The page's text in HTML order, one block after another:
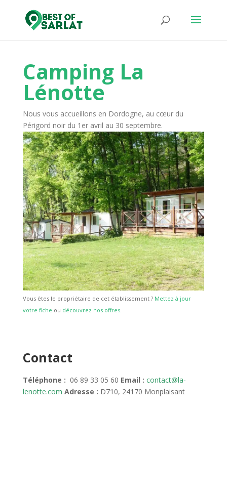
Camping La
Lénotte
Nous vous accueillons en Dordogne, au cœur du
Périgord noir du 1er avril au 30 septembre.
Vous êtes le propriétaire de cet établissement ? Mettez à jour
votre fiche ou découvrez nos offres.
Contact
Téléphone : 06 89 33 05 60 Email : contact@la-
lenotte.com Adresse : D710, 24170 Monplaisant